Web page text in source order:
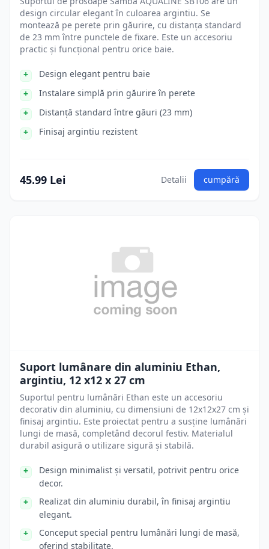
design circular elegant în culoarea argintiu. Se
montează pe perete prin găurire, cu distanța standard
de 23 mm între punctele de fixare. Este un accesoriu
practic și funcțional pentru orice baie.
Design elegant pentru baie
Instalare simplă prin găurire în perete
Distanță standard între găuri (23 mm)
Finisaj argintiu rezistent
45.99 Lei Detalii cumpără
Suport lumânare din aluminiu Ethan,
argintiu, 12 x12 x 27 cm
Suportul pentru lumânări Ethan este un accesoriu
decorativ din aluminiu, cu dimensiuni de 12x12x27 cm și
finisaj argintiu. Este proiectat pentru a susține lumânări
lungi de masă, completând decorul festiv. Materialul
durabil asigură o utilizare sigură și stabilă.
Design minimalist și versatil, potrivit pentru orice
decor.
Realizat din aluminiu durabil, în finisaj argintiu
elegant.
Conceput special pentru lumânări lungi de masă,
oferind stabilitate.